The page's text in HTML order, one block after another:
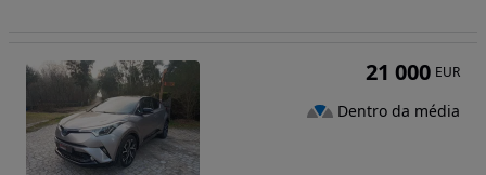
21 000 EUR
Dentro da média